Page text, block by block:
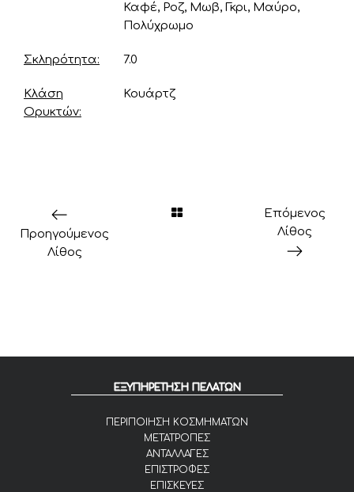
Καφέ, Ροζ, Μωβ, Γκρι, Μαύρο,
Πολύχρωμο
Σκληρότητα 7.0
Κλάση
Ορυκτών
Κουάρτζ
Προηγούμενος
Λίθος
Επόμενος
Λίθος
ΕΞΥΠΗΡΕΤΗΣΗ ΠΕΛΑΤΩΝ
ΠΕΡΙΠΟΙΗΣΗ ΚΟΣΜΗΜΑΤΩΝ
ΜΕΤΑΤΡΟΠΕΣ
ΑΝΤΑΛΛΑΓΕΣ
ΕΠΙΣΤΡΟΦΕΣ
ΕΠΙΣΚΕΥΕΣ